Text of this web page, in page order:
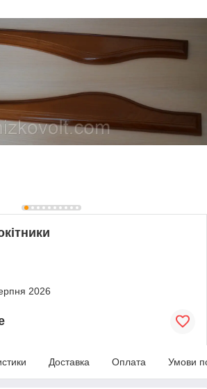
2026
Доставка Оплата Умови